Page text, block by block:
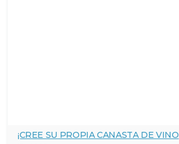
¡CREE SU PROPIA CANASTA DE VINO